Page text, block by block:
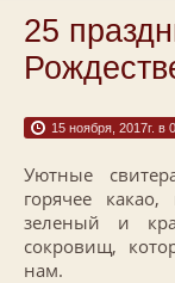
25
15 ноября, 2017г. в
Уютные
горячее
зеленый и
сокровищ,
нам.